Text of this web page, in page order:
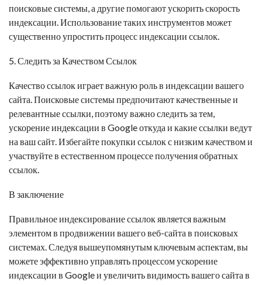
поисковые системы, а другие помогают ускорить скорость
индексации. Использование таких инструментов может
существенно упростить процесс индексации ссылок.
5. Следить за Качеством Ссылок
Качество ссылок играет важную роль в индексации вашего
сайта. Поисковые системы предпочитают качественные и
релевантные ссылки, поэтому важно следить за тем,
ускорение индексации в Googleоткуда и какие ссылки ведут
на ваш сайт. Избегайте покупки ссылок с низким качеством и
участвуйте в естественном процессе получения обратных
ссылок.
В заключение
Правильное индексирование ссылок является важным
элементом в продвижении вашего веб-сайта в поисковых
системах. Следуя вышеупомянутым ключевым аспектам, вы
можете эффективно управлять процессомускорение
индексации в Googleи увеличить видимость вашего сайта в